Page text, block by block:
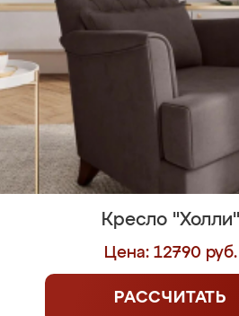
Кресло "Холли"
Цена: 12790 руб.
РАССЧИТАТЬ